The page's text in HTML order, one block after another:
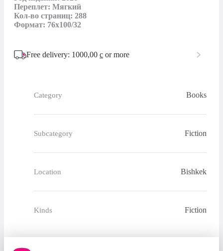
Переплет: Мягкий
Кол-во страниц: 288
Формат: 76x100/32
Free delivery: 1000,00 с or more
Category Books
Subcategory Fiction
Location Bishkek
Kinds Fiction